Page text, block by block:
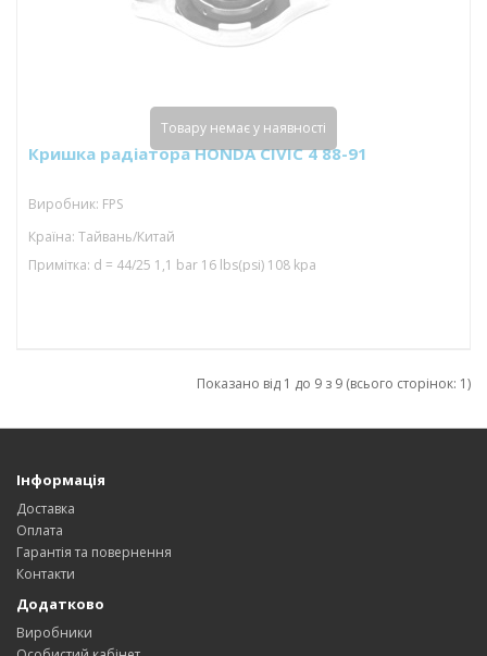
Кришка радіатора HONDA CIVIC 4 88-91
Виробник: FPS
Країна: Тайвань/Китай
Примітка: d = 44/25 1,1 bar 16 lbs(psi) 108 kpa
Товару немає у наявності
Показано від 1 до 9 з 9 (всього сторінок: 1)
Інформація
Доставка
Оплата
Гарантія та повернення
Контакти
Додатково
Виробники